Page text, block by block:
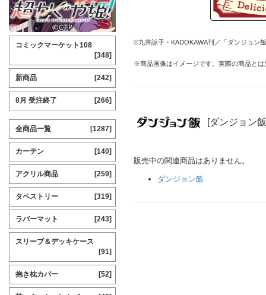
©九井諒子・KADOKAWA刊／「ダンジョン
※商品画像はイメージです。実際の商品と
[ダンジョン
販売中の関連商品はありません。
ダンジョン飯
コミックマーケット108
[348]
新商品 [242]
8月 受注終了 [266]
全商品一覧 [1287]
カーテン [140]
アクリル商品 [259]
タペストリー [319]
ラバーマット [243]
スリーブ＆デッキケース
[91]
抱き枕カバー [52]